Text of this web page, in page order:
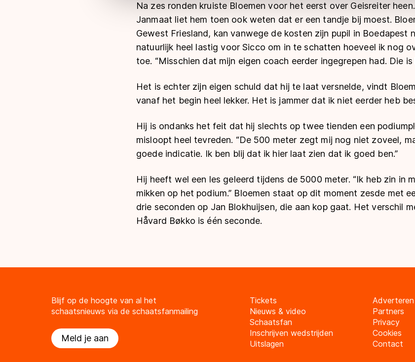
Na zes ronden kruiste Bloemen voor het eerst over Geisreiter
Janmaat liet hem toen ook weten dat er een tandje bij moest.
Gewest Friesland, kan vanwege de kosten zijn pupil in Boedapest
natuurlijk heel lastig voor Sicco om in te schatten hoeveel ik nog
toe. “Misschien dat mijn eigen coach eerder ingegrepen had. Die is
Het is echter zijn eigen schuld dat hij te laat versnelde, vindt
vanaf het begin heel lekker. Het is jammer dat ik niet eerder heb
Hij is ondanks het feit dat hij slechts op twee tienden een
misloopt heel tevreden. “De 500 meter zegt mij nog niet zoveel,
goede indicatie. Ik ben blij dat ik hier laat zien dat ik goed ben.”
Hij heeft wel een les geleerd tijdens de 5000 meter. “Ik heb zin in
mikken op het podium.” Bloemen staat op dit moment zesde met
drie seconden op Jan Blokhuijsen, die aan kop gaat. Het verschil
Håvard Bøkko is één seconde.
Blijf op de hoogte van al het
schaatsnieuws via de schaatsfanmailing
Meld je aan
Tickets
Nieuws & video
Schaatsfan
Inschrijven wedstrijden
Uitslagen
Adverteren
Partners
Privacy
Cookies
Contact